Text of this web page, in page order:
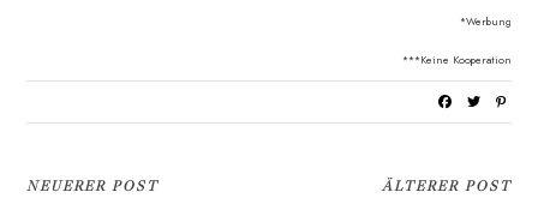
*Werbung
***Keine Kooperation
NEUERER POST ÄLTERER POST